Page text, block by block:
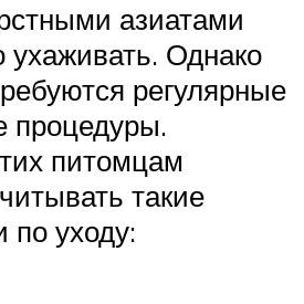
азиатами
ухаживать. Однако
регулярные
процедуры.
питомцам
такие
по уходу: